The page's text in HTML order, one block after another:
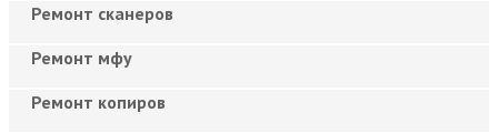
Ремонт сканеров
Ремонт мфу
Ремонт копиров